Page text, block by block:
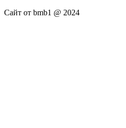
Сайт от bmb1 @ 2024